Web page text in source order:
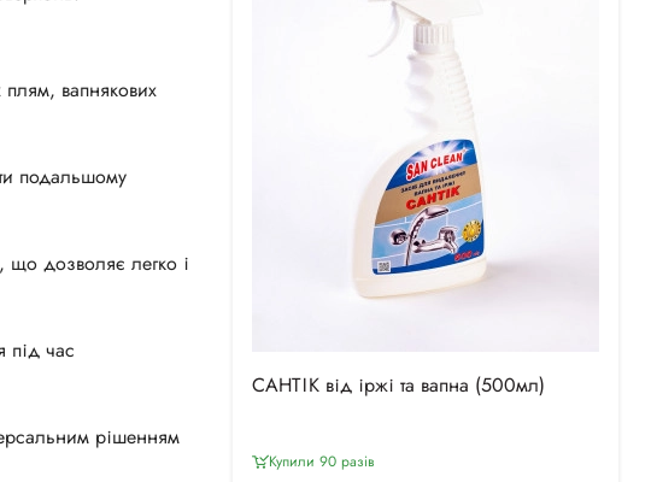
вапнякових
подальшому
що дозволяє легко і
під час
рішенням
САНТІК від іржі та вапна (500мл)
Купили 90 разiв